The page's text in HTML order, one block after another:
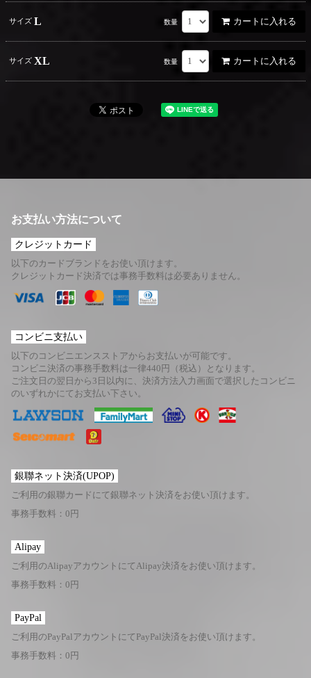
サイズ L 数量 カートに入れる
サイズ XL 数量 カートに入れる
お支払い方法について
クレジットカード
以下のカードブランドをお使い頂けます。
クレジットカード決済では事務手数料は必要ありません。
コンビニ支払い
以下のコンビニエンスストアからお支払いが可能です。
コンビニ決済の事務手数料は一律440円（税込）となります。
ご注文日の翌日から3日以内に、決済方法入力画面で選択したコンビニ
のいずれかにてお支払い下さい。
銀聯ネット決済(UPOP)
ご利用の銀聯カードにて銀聯ネット決済をお使い頂けます。
事務手数料：0円
Alipay
ご利用のAlipayアカウントにてAlipay決済をお使い頂けます。
事務手数料：0円
PayPal
ご利用のPayPalアカウントにてPayPal決済をお使い頂けます。
事務手数料：0円